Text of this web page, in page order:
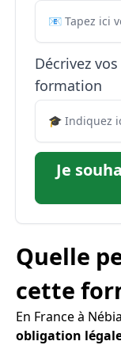
Décrivez
formation
Je
Quelle
cette
En France à
obligation